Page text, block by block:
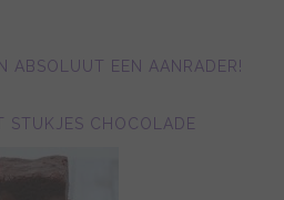
ABSOLUUT EEN AANRADER!
STUKJES CHOCOLADE